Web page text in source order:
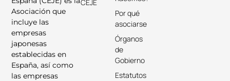
Asociación que
incluye las
empresas
japonesas
establecidas en
España, así como
las empresas
Por qué
asociarse
Órganos
de
Gobierno
Estatutos
CEJE